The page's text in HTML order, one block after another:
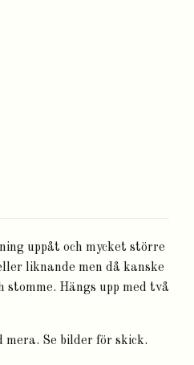
uppåt och mycket större
liknande men då kanske
Hängs upp med två
Se bilder för skick.